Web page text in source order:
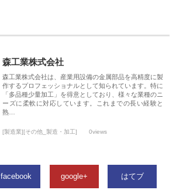
森工業株式会社
森工業株式会社は、産業用設備の金属部品を高精度に製
作するプロフェッショナルとして知られています。特に
「多品種少量加工」を得意としており、様々な業種のニ
ーズに柔軟に対応しています。これまでの長い経験と
熟…
[製造業][その他_製造・加工] 0views
facebook google+ はてブ